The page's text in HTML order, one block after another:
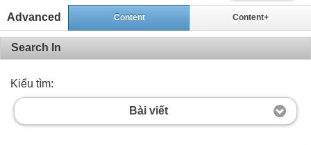
Advanced Content Content+
Search In
Kiểu tìm:
Bài viết